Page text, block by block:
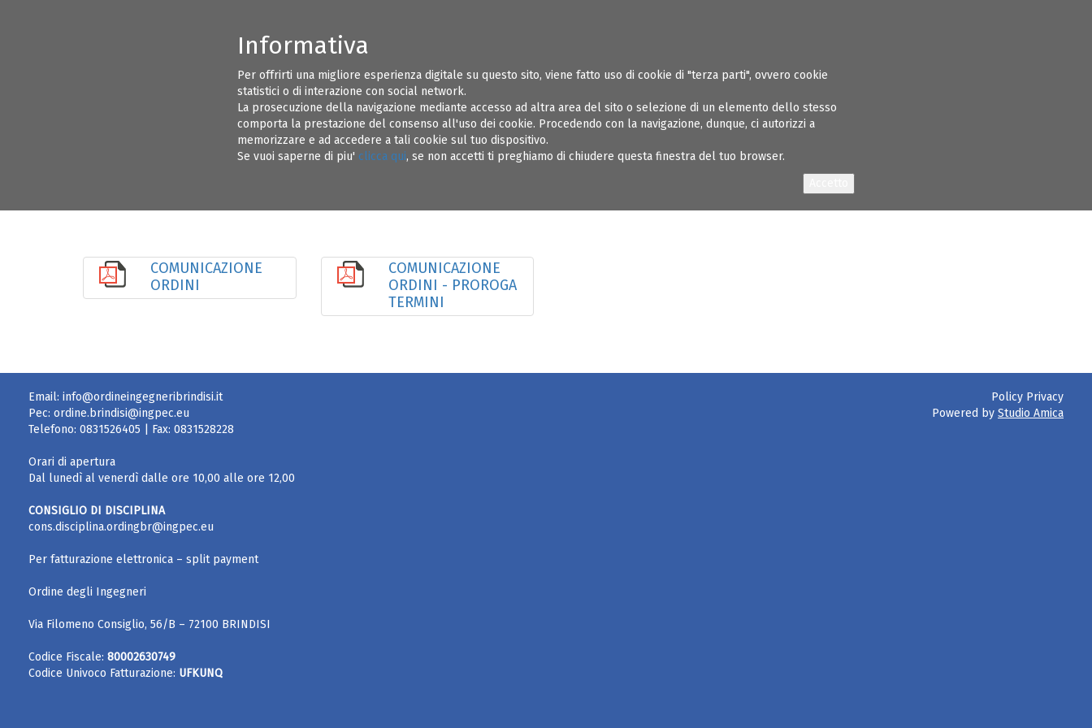
Informativa
Per offrirti una migliore esperienza digitale su questo sito, viene fatto uso di cookie di "terza parti", ovvero cookie
statistici o di interazione con social network.
La prosecuzione della navigazione mediante accesso ad altra area del sito o selezione di un elemento dello stesso
comporta la prestazione del consenso all'uso dei cookie. Procedendo con la navigazione, dunque, ci autorizzi a
memorizzare e ad accedere a tali cookie sul tuo dispositivo.
Se vuoi saperne di piu' clicca qui, se non accetti ti preghiamo di chiudere questa finestra del tuo browser.
CONSIGLIO DIRETTIVO ORDINE INGEGNERI BRINDISI INFORMAZIONI UTILI SOSPENSIONI REGOLAMENTI AMMINISTRAZIONE TRASPARENTE ALBO INGEGNERI
COMUNICAZIONE
ORDINI
COMUNICAZIONE
ORDINI - PROROGA
TERMINI
Email: info@ordineingegneribrindisi.it
Pec: ordine.brindisi@ingpec.eu
Telefono: 0831526405 | Fax: 0831528228
Orari di apertura
Dal lunedì al venerdì dalle ore 10,00 alle ore 12,00
CONSIGLIO DI DISCIPLINA
cons.disciplina.ordingbr@ingpec.eu
Per fatturazione elettronica – split payment
Ordine degli Ingegneri
Via Filomeno Consiglio, 56/B – 72100 BRINDISI
Codice Fiscale: 80002630749
Codice Univoco Fatturazione: UFKUNQ
Policy Privacy
Powered by Studio Amica